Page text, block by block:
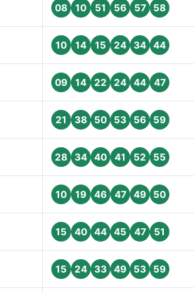
08 10 51 56 57 58
10 14 15 24 34 44
09 14 22 24 44 47
21 38 50 53 56 59
28 34 40 41 52 55
10 19 46 47 49 50
15 40 44 45 47 51
15 24 33 49 53 59